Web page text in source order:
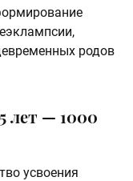
родов
лет — 1000
усвоения